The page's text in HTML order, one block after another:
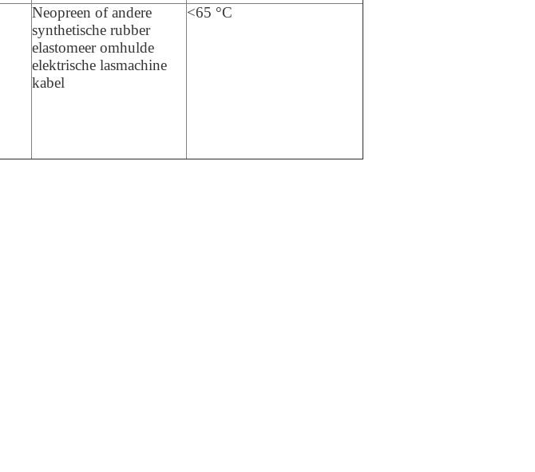
Neopreen of andere
synthetische rubber
elastomeer omhulde
elektrische lasmachine
kabel
<65 °C